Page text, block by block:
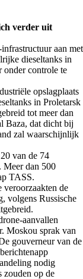
verder uit
aan met
dieseltanks in
onder controle te
opslagplaats
in Proletarsk
tot meer dan
Baza, dat dicht bij
zal waarschijnlijk
van de 74
Meer dan 500
TASS.
veroorzaakten de
volgens Russische
aanvallen
Moskou sprak van
gouverneur van de
nodig
zouden op de